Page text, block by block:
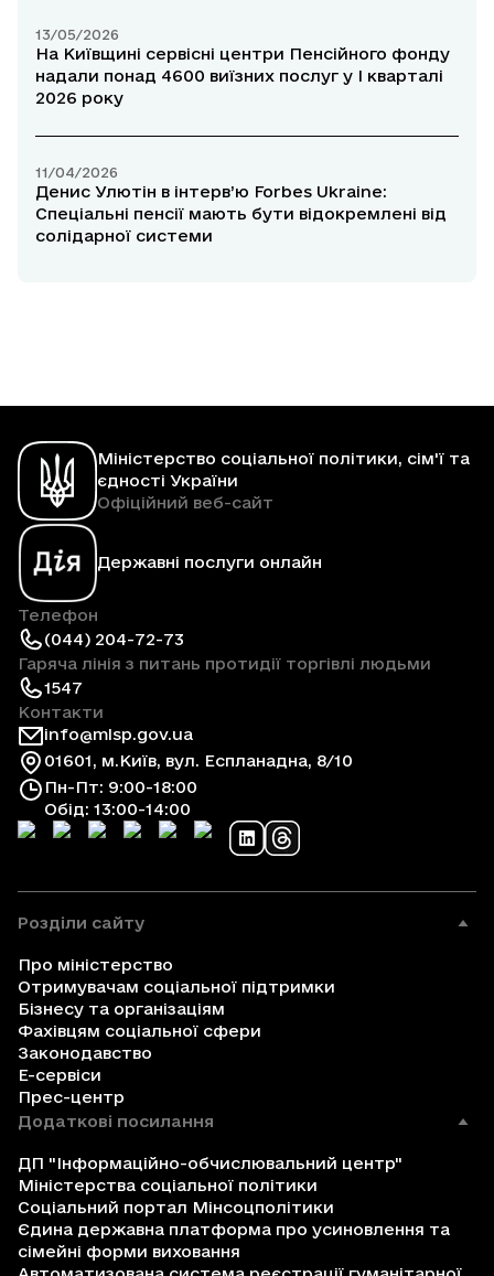
13/05/2026
На Київщині сервісні центри Пенсійного фонду
надали понад 4600 виїзних послуг у І кварталі
2026 року
11/04/2026
Денис Улютін в інтерв’ю Forbes Ukraine:
Спеціальні пенсії мають бути відокремлені від
солідарної системи
Міністерство соціальної політики, сім'ї та
єдності України
Офіційний веб-сайт
Державні послуги онлайн
Телефон
(044) 204-72-73
Гаряча лінія з питань протидії торгівлі людьми
1547
Контакти
info@mlsp.gov.ua
01601, м.Київ, вул. Еспланадна, 8/10
Пн-Пт: 9:00-18:00
Обід: 13:00-14:00
Розділи сайту
Про міністерство
Отримувачам соціальної підтримки
Бізнесу та організаціям
Фахівцям соціальної сфери
Законодавство
Е-сервіси
Прес-центр
Додаткові посилання
ДП "Інформаційно-обчислювальний центр"
Міністерства соціальної політики
Соціальний портал Мінсоцполітики
Єдина державна платформа про усиновлення та
сімейні форми виховання